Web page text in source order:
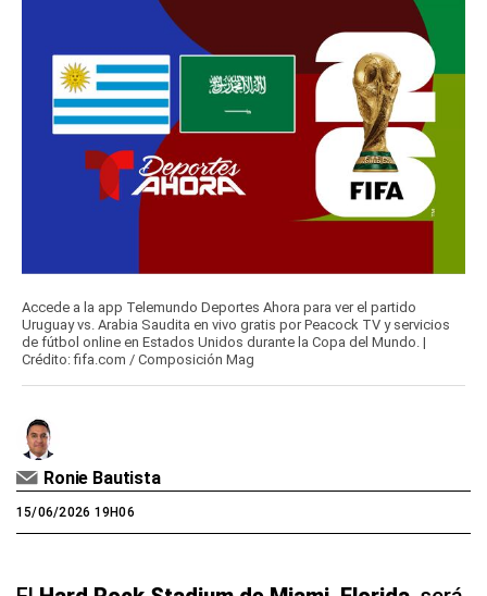
Accede a la app Telemundo Deportes Ahora para ver el partido
Uruguay vs. Arabia Saudita en vivo gratis por Peacock TV y servicios
de fútbol online en Estados Unidos durante la Copa del Mundo. |
Crédito: fifa.com / Composición Mag
Ronie Bautista
15/06/2026 19H06